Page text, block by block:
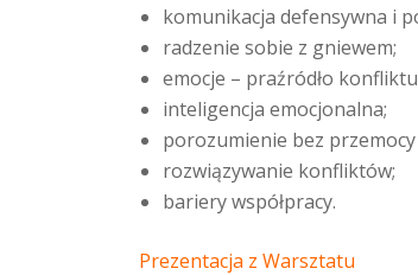
komunikacja defensywna i
radzenie sobie z gniewem;
emocje – praźródło
inteligencja emocjonalna;
porozumienie bez
rozwiązywanie konfliktów;
bariery współpracy.
Prezentacja z Warsztatu